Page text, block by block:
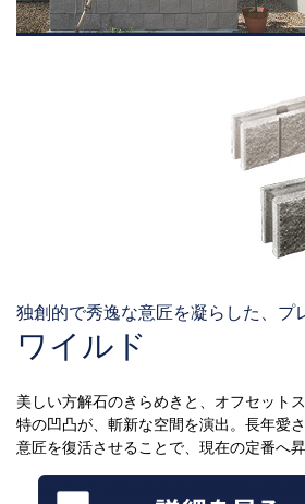
独創的で秀逸な意匠を凝らした、プ
ワイルド
美しい方解石のきらめきと、オフセット
特の凹凸が、斬新な空間を演出。長年愛
意匠を復活させることで、現在の定番へ